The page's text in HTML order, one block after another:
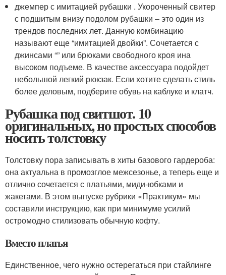
джемпер с имитацией рубашки . Укороченный свитер
с подшитым внизу подолом рубашки – это один из
трендов последних лет. Данную комбинацию
называют еще “имитацией двойки”. Сочетается с
джинсами “” или брюками свободного кроя ина
высоком подъеме. В качестве аксессуара подойдет
небольшой легкий рюкзак. Если хотите сделать стиль
более деловым, подберите обувь на каблуке и клатч.
Рубашка под свитшот. 10
оригинальных, но простых способов
носить толстовку
Толстовку пора записывать в хиты базового гардероба:
она актуальна в промозглое межсезонье, а теперь еще и
отлично сочетается с платьями, миди-юбками и
жакетами. В этом выпуске рубрики «Практикум» мы
составили инструкцию, как при минимуме усилий
остромодно стилизовать обычную кофту.
Вместо платья
Единственное, чего нужно остерегаться при стайлинге